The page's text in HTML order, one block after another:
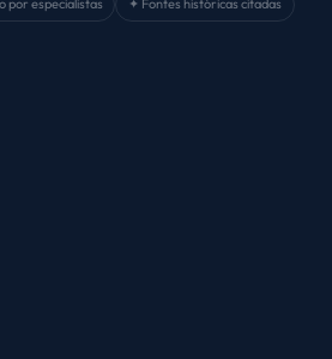
por especialistas
✦ Fontes históricas citadas